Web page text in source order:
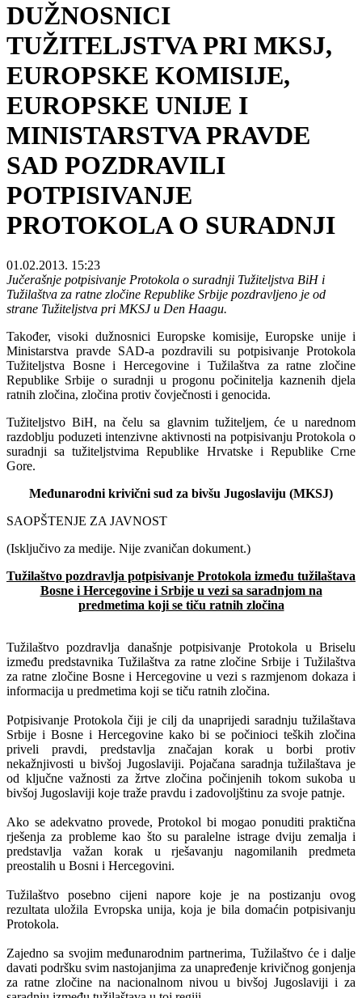
DUŽNOSNICI
TUŽITELJSTVA PRI MKSJ,
EUROPSKE KOMISIJE,
EUROPSKE UNIJE I
MINISTARSTVA PRAVDE
SAD POZDRAVILI
POTPISIVANJE
PROTOKOLA O SURADNJI
01.02.2013. 15:23
Jučerašnje potpisivanje Protokola o suradnji Tužiteljstva BiH i
Tužilaštva za ratne zločine Republike Srbije pozdravljeno je od
strane Tužiteljstva pri MKSJ u Den Haagu.
Također, visoki dužnosnici Europske komisije, Europske unije i
Ministarstva pravde SAD-a pozdravili su potpisivanje Protokola
Tužiteljstva Bosne i Hercegovine i Tužilaštva za ratne zločine
Republike Srbije o suradnji u progonu počinitelja kaznenih djela
ratnih zločina, zločina protiv čovječnosti i genocida.
Tužiteljstvo BiH, na čelu sa glavnim tužiteljem, će u narednom
razdoblju poduzeti intenzivne aktivnosti na potpisivanju Protokola o
suradnji sa tužiteljstvima Republike Hrvatske i Republike Crne
Gore.
Međunarodni krivični sud za bivšu Jugoslaviju (MKSJ)
SAOPŠTENJE ZA JAVNOST
(Isključivo za medije. Nije zvaničan dokument.)
Tužilaštvo pozdravlja potpisivanje Protokola između tužilaštava
Bosne i Hercegovine i Srbije u vezi sa saradnjom na
predmetima koji se tiču ratnih zločina
Tužilaštvo pozdravlja današnje potpisivanje Protokola u Briselu
između predstavnika Tužilaštva za ratne zločine Srbije i Tužilaštva
za ratne zločine Bosne i Hercegovine u vezi s razmjenom dokaza i
informacija u predmetima koji se tiču ratnih zločina.
Potpisivanje Protokola čiji je cilj da unaprijedi saradnju tužilaštava
Srbije i Bosne i Hercegovine kako bi se počinioci teških zločina
priveli pravdi, predstavlja značajan korak u borbi protiv
nekažnjivosti u bivšoj Jugoslaviji. Pojačana saradnja tužilaštava je
od ključne važnosti za žrtve zločina počinjenih tokom sukoba u
bivšoj Jugoslaviji koje traže pravdu i zadovoljštinu za svoje patnje.
Ako se adekvatno provede, Protokol bi mogao ponuditi praktična
rješenja za probleme kao što su paralelne istrage dviju zemalja i
predstavlja važan korak u rješavanju nagomilanih predmeta
preostalih u Bosni i Hercegovini.
Tužilaštvo posebno cijeni napore koje je na postizanju ovog
rezultata uložila Evropska unija, koja je bila domaćin potpisivanju
Protokola.
Zajedno sa svojim međunarodnim partnerima, Tužilaštvo će i dalje
davati podršku svim nastojanjima za unapređenje krivičnog gonjenja
za ratne zločine na nacionalnom nivou u bivšoj Jugoslaviji i za